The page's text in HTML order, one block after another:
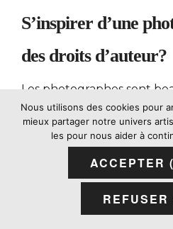
S’inspirer d’une
des droits d’auteur?
Les photographes sont
généreux que les artistes
Tout d’abord, parce que
prennent des photos de
demande pas
que s’ils souhaitent
peuvent en vendre
qu’un artiste peintre ne
Nous utilisons des cookies pour
mieux partager notre univers
les pour nous aider à
ACCEPTER
REFUSER